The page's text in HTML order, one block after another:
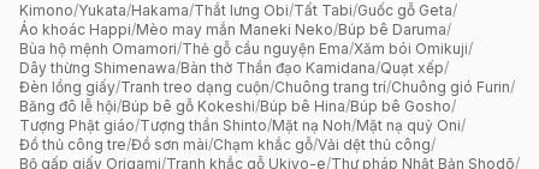
Kimono/Yukata/Hakama/Thắt lưng Obi/Tất Tabi/Guốc gỗ Geta/
Áo khoác Happi/Mèo may mắn Maneki Neko/Búp bê Daruma/
Bùa hộ mệnh Omamori/Thẻ gỗ cầu nguyện Ema/Xăm bói Omikuji/
Dây thừng Shimenawa/Bàn thờ Thần đạo Kamidana/Quạt xếp/
Đèn lồng giấy/Tranh treo dạng cuộn/Chuông trang trí/Chuông gió Furin/
Băng đô lễ hội/Búp bê gỗ Kokeshi/Búp bê Hina/Búp bê Gosho/
Tượng Phật giáo/Tượng thần Shinto/Mặt nạ Noh/Mặt nạ quỷ Oni/
Đồ thủ công tre/Đồ sơn mài/Chạm khắc gỗ/Vải dệt thủ công/
Bộ gấp giấy Origami/Tranh khắc gỗ Ukiyo-e/Thư pháp Nhật Bản Shodō/